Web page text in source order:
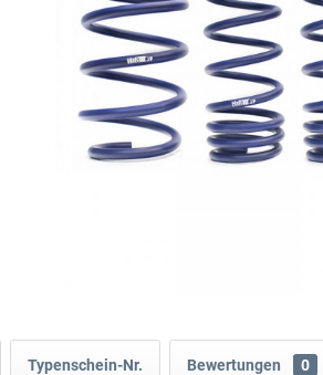
Typenschein-Nr. Bewertungen 0